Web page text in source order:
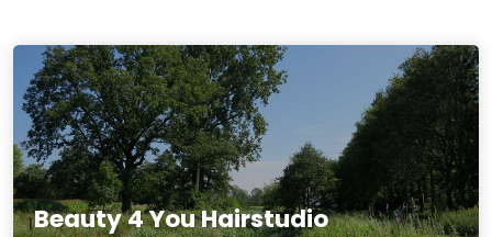
Beauty 4 You Hairstudio